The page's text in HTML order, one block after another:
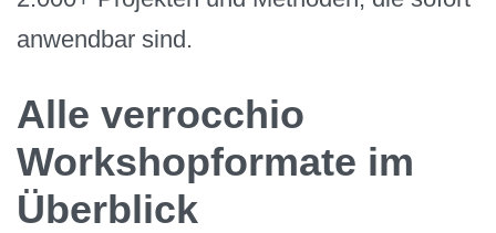
anwendbar sind.
Alle verrocchio
Workshopformate im
Überblick